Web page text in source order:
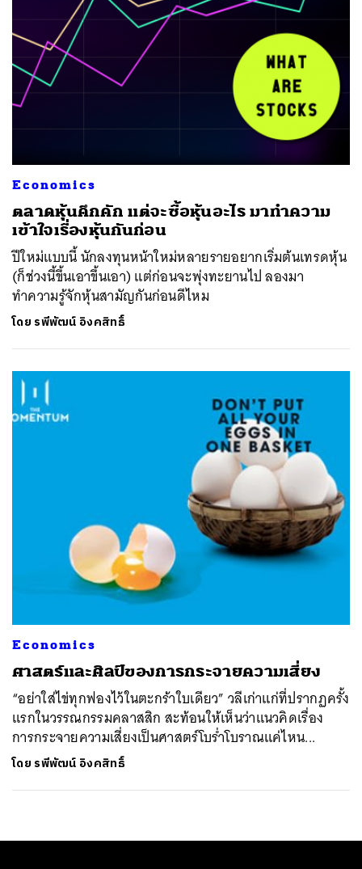
Economics
ตลาดหุ้นคึกคัก แต่จะซื้อหุ้นอะไร มาทำความ
เข้าใจเรื่องหุ้นกันก่อน
ปีใหม่แบบนี้ นักลงทุนหน้าใหม่หลายรายอยากเริ่มต้นเทรดหุ้น
(ก็ช่วงนี้ขึ้นเอาขึ้นเอา) แต่ก่อนจะพุ่งทะยานไป ลองมา
ทำความรู้จักหุ้นสามัญกันก่อนดีไหม
โดย รพีพัฒน์ อิงคสิทธิ์
Economics
ศาสตร์และศิลป์ของการกระจายความเสี่ยง
“อย่าใส่ไข่ทุกฟองไว้ในตะกร้าใบเดียว” วลีเก่าแก่ที่ปรากฏครั้ง
แรกในวรรณกรรมคลาสสิก สะท้อนให้เห็นว่าแนวคิดเรื่อง
การกระจายความเสี่ยงเป็นศาสตร์โบร่ำโบราณแค่ไหน...
โดย รพีพัฒน์ อิงคสิทธิ์